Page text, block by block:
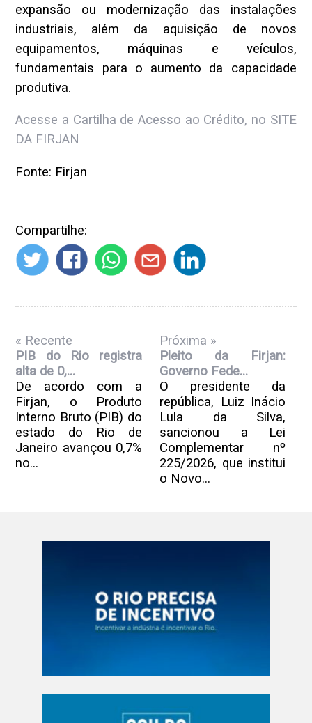
expansão ou modernização das instalações
industriais, além da aquisição de novos
equipamentos, máquinas e veículos,
fundamentais para o aumento da capacidade
produtiva.
Acesse a Cartilha de Acesso ao Crédito, no SITE
DA FIRJAN
Fonte: Firjan
Compartilhe:
« Recente
PIB do Rio registra
alta de 0,...
De acordo com a
Firjan, o Produto
Interno Bruto (PIB) do
estado do Rio de
Janeiro avançou 0,7%
no...
Próxima »
Pleito da Firjan:
Governo Fede...
O presidente da
república, Luiz Inácio
Lula da Silva,
sancionou a Lei
Complementar nº
225/2026, que institui
o Novo...